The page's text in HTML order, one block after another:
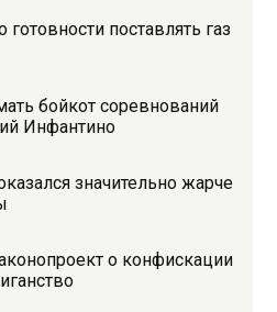
поставлять газ
бойкот соревнований
Инфантино
значительно жарче
о конфискации